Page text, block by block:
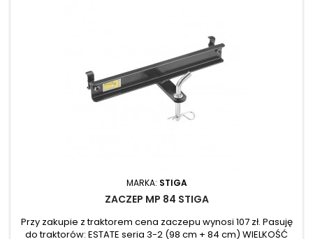
MARKA: STIGA
ZACZEP MP 84 STIGA
Przy zakupie z traktorem cena zaczepu wynosi 107 zł. Pasuję
do traktorów: ESTATE seria 3-2 (98 cm + 84 cm) WIELKOŚĆ